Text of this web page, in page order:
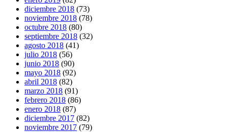
diciembre 2018 (73)
noviembre 2018 (78)
octubre 2018 (80)
septiembre 2018 (32)
agosto 2018 (41)
julio 2018 (56)
junio 2018 (90)
mayo 2018 (92)
abril 2018 (82)
marzo 2018 (91)
febrero 2018 (86)
enero 2018 (87)
diciembre 2017 (82)
noviembre 2017 (79)